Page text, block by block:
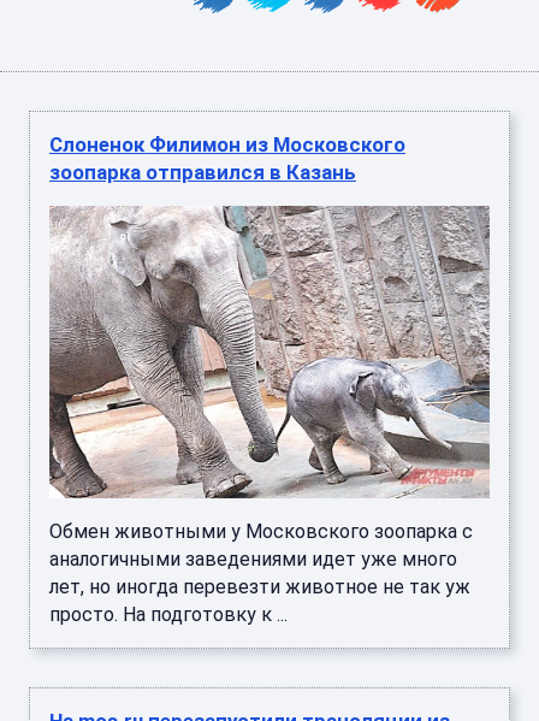
Слоненок Филимон из Московского
зоопарка отправился в Казань
Обмен животными у Московского зоопарка с
аналогичными заведениями идет уже много
лет, но иногда перевезти животное не так уж
просто. На подготовку к ...